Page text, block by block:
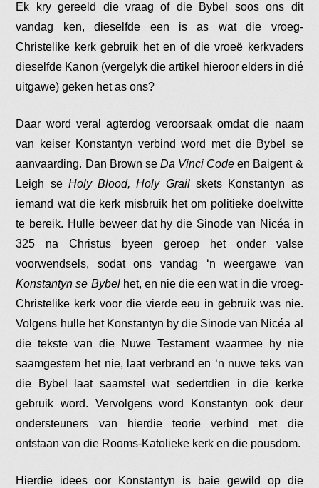
Ek kry gereeld die vraag of die Bybel soos ons dit
vandag ken, dieselfde een is as wat die vroeg-
Christelike kerk gebruik het en of die vroeë kerkvaders
dieselfde Kanon (vergelyk die artikel hieroor elders in dié
uitgawe) geken het as ons?
Daar word veral agterdog veroorsaak omdat die naam
van keiser Konstantyn verbind word met die Bybel se
aanvaarding. Dan Brown se Da Vinci Code en Baigent &
Leigh se Holy Blood, Holy Grailskets Konstantyn as
iemand wat die kerk misbruik het om politieke doelwitte
te bereik. Hulle beweer dat hy die Sinode van Nicéa in
325 na Christus byeen geroep het onder valse
voorwendsels, sodat ons vandag ‘n weergawe van
Konstantyn se Bybelhet, en nie die een wat in die vroeg-
Christelike kerk voor die vierde eeu in gebruik was nie.
Volgens hulle het Konstantyn by die Sinode van Nicéa al
die tekste van die Nuwe Testament waarmee hy nie
saamgestem het nie, laat verbrand en ‘n nuwe teks van
die Bybel laat saamstel wat sedertdien in die kerke
gebruik word. Vervolgens word Konstantyn ook deur
ondersteuners van hierdie teorie verbind met die
ontstaan van die Rooms-Katolieke kerk en die pousdom.
Hierdie idees oor Konstantyn is baie gewild op die